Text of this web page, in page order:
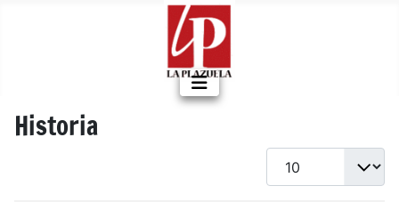
Historia
Cantidad a mostrar